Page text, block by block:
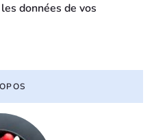
données de vos